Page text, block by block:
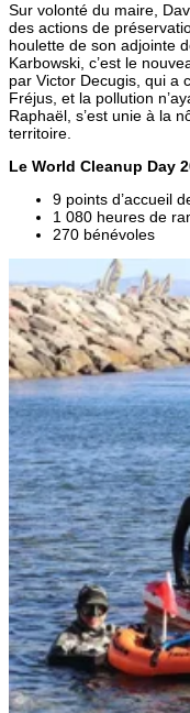
Sur volonté du maire,
des actions de
houlette de son adjointe
Karbowski, c’est le
par Victor Decugis, qui a
Fréjus, et la pollution
Raphaël, s’est unie à la
territoire.
Le World Cleanup Day
9 points d’accueil
1 080 heures de
270 bénévoles